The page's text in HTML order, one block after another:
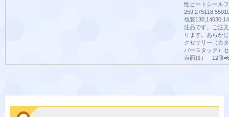
性ヒートシール
包装
注品です。ご注
ります。あらか
クセサリー（カ
パースタック）
表面積） 12段